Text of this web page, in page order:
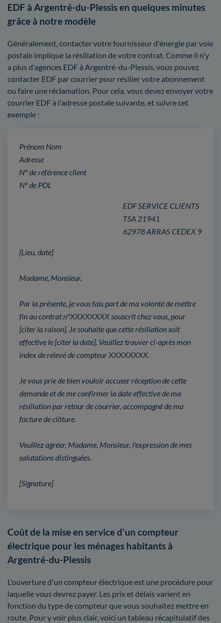
EDF à Argentré-du-Plessis en quelques minutes
grâce à notre modèle
Généralement, contacter votre fournisseur d'énergie par voie
postale implique la résiliation de votre contrat. Comme il n'y
a plus d'agences EDF à Argentré-du-Plessis, vous pouvez
contacter EDF par courrier pour résilier votre abonnement
ou faire une réclamation. Pour cela, vous devez envoyer votre
courrier EDF à l'adresse postale suivante, et suivre cet
exemple :
Prénom Nom
Adresse
N° de référence client
N° de PDL
EDF SERVICE CLIENTS
TSA 21941
62978 ARRAS CEDEX 9
[Lieu, date]
Madame, Monsieur,
Par la présente, je vous fais part de ma volonté de mettre
fin au contrat n°XXXXXXXX souscrit chez vous, pour
[citer la raison]. Je souhaite que cette résiliation soit
effective le [citer la date]. Veuillez trouver ci-après mon
index de relevé de compteur XXXXXXXX.
Je vous prie de bien vouloir accuser réception de cette
demande et de me confirmer la date effective de ma
résiliation par retour de courrier, accompagné de ma
facture de clôture.
Veuillez agréer, Madame, Monsieur, l'expression de mes
salutations distinguées.
[Signature]
Coût de la mise en service d'un compteur
électrique pour les ménages habitants à
Argentré-du-Plessis
L'ouverture d'un compteur électrique est une procédure pour
laquelle vous devrez payer. Les prix et délais varient en
fonction du type de compteur que vous souhaitez mettre en
route. Pour y voir plus clair, voici un tableau récapitulatif des